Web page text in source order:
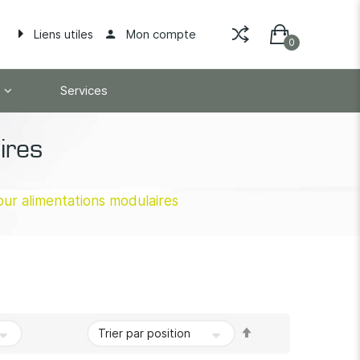
Liens utiles Mon compte
Services
alimentations modulaires